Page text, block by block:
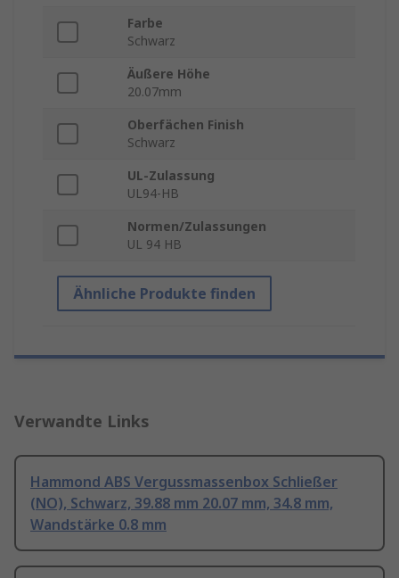
Farbe
Schwarz
Äußere Höhe
20.07mm
Oberfächen Finish
Schwarz
UL-Zulassung
UL94-HB
Normen/Zulassungen
UL 94 HB
Ähnliche Produkte finden
Verwandte Links
Hammond ABS Vergussmassenbox Schließer
(NO), Schwarz, 39.88 mm 20.07 mm, 34.8 mm,
Wandstärke 0.8 mm